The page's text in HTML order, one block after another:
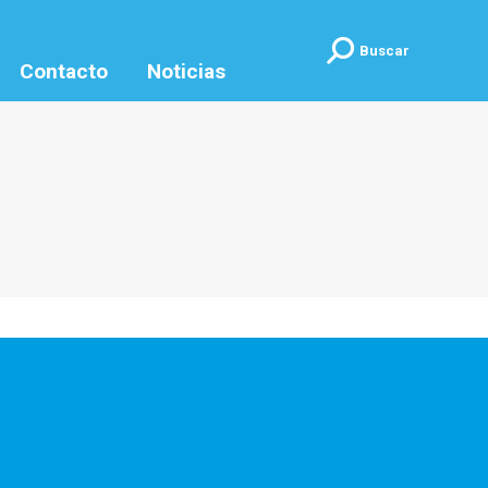
Contacto Noticias
Buscar:Buscar